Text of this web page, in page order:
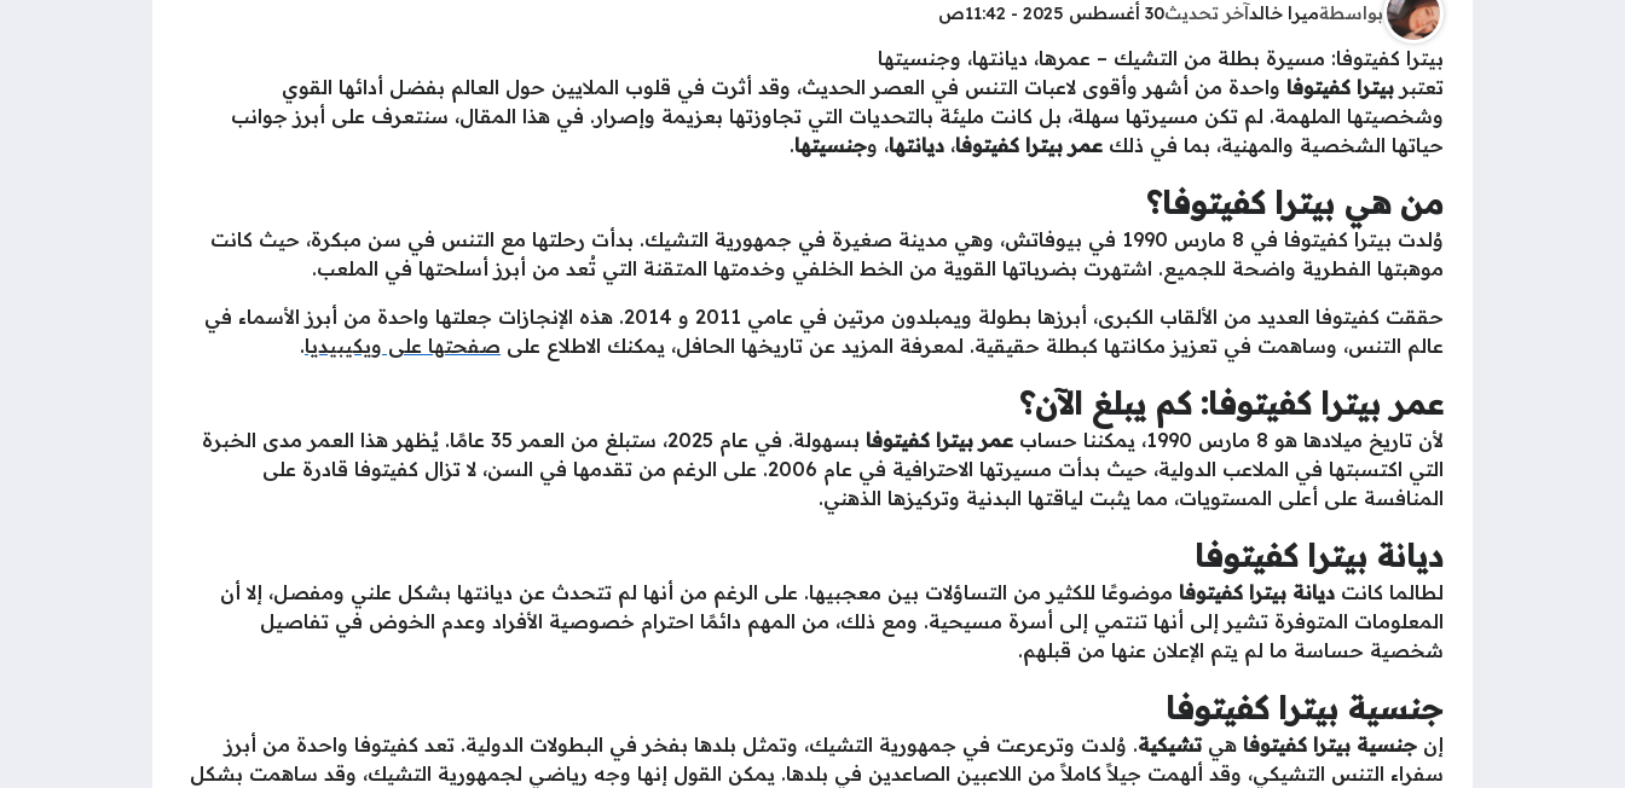
بواسطةميرا خالدآخر تحديث30 أغسطس 2025 - 11:42ص
بيترا كفيتوفا: مسيرة بطلة من التشيك – عمرها، ديانتها، وجنسيتها
تعتبر بيترا كفيتوفا واحدة من أشهر وأقوى لاعبات التنس في العصر الحديث، وقد أثرت في قلوب الملايين حول العالم بفضل أدائها القوي
وشخصيتها الملهمة. لم تكن مسيرتها سهلة، بل كانت مليئة بالتحديات التي تجاوزتها بعزيمة وإصرار. في هذا المقال، سنتعرف على أبرز جوانب
حياتها الشخصية والمهنية، بما في ذلك عمر بيترا كفيتوفا، ديانتها، وجنسيتها.
من هي بيترا كفيتوفا؟
وُلدت بيترا كفيتوفا في 8 مارس 1990 في بيوفاتش، وهي مدينة صغيرة في جمهورية التشيك. بدأت رحلتها مع التنس في سن مبكرة، حيث كانت
موهبتها الفطرية واضحة للجميع. اشتهرت بضرباتها القوية من الخط الخلفي وخدمتها المتقنة التي تُعد من أبرز أسلحتها في الملعب.
حققت كفيتوفا العديد من الألقاب الكبرى، أبرزها بطولة ويمبلدون مرتين في عامي 2011 و 2014. هذه الإنجازات جعلتها واحدة من أبرز الأسماء في
عالم التنس، وساهمت في تعزيز مكانتها كبطلة حقيقية. لمعرفة المزيد عن تاريخها الحافل، يمكنك الاطلاع على صفحتها على ويكيبيديا.
عمر بيترا كفيتوفا: كم يبلغ الآن؟
لأن تاريخ ميلادها هو 8 مارس 1990، يمكننا حساب عمر بيترا كفيتوفا
بسهولة. في عام 2025، ستبلغ من العمر 35 عامًا. يُظهر هذا العمر مدى الخبرة
التي اكتسبتها في الملاعب الدولية، حيث بدأت مسيرتها الاحترافية في عام 2006. على الرغم من تقدمها في السن، لا تزال كفيتوفا قادرة على
المنافسة على أعلى المستويات، مما يثبت لياقتها البدنية وتركيزها الذهني.
ديانة بيترا كفيتوفا
لطالما كانت ديانة بيترا كفيتوفا موضوعًا للكثير من التساؤلات بين معجبيها. على الرغم من أنها لم تتحدث عن ديانتها بشكل علني ومفصل، إلا أن
المعلومات المتوفرة تشير إلى أنها تنتمي إلى أسرة مسيحية. ومع ذلك، من المهم دائمًا احترام خصوصية الأفراد وعدم الخوض في تفاصيل
شخصية حساسة ما لم يتم الإعلان عنها من قبلهم.
جنسية بيترا كفيتوفا
إن جنسية بيترا كفيتوفا هيتشيكية. وُلدت وترعرعت في جمهورية التشيك، وتمثل بلدها بفخر في البطولات الدولية. تعد كفيتوفا واحدة من أبرز
سفراء التنس التشيكي، وقد ألهمت جيلاً كاملاً من اللاعبين الصاعدين في بلدها. يمكن القول إنها وجه رياضي لجمهورية التشيك، وقد ساهمت بشكل